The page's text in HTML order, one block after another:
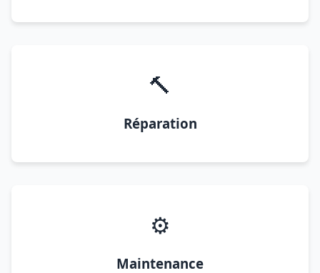
🔨
Réparation
⚙️
Maintenance